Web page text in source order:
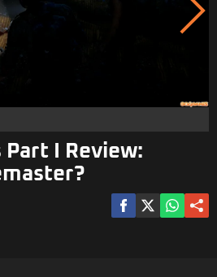
Part I Review: